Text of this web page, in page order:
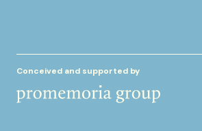
Conceived and supported by